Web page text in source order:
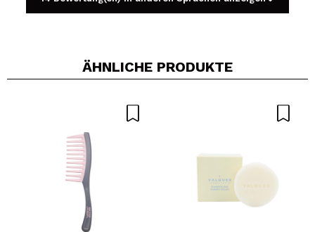
Ein Video oder Foto teilen
Würden Sie diesen Kauf empfehlen?
ÄHNLICHE PRODUKTE